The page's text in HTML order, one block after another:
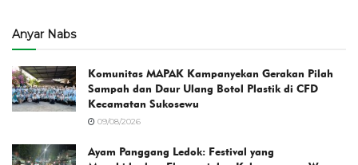
Anyar Nabs
Komunitas MAPAK Kampanyekan Gerakan Pilah
Sampah dan Daur Ulang Botol Plastik di CFD
Kecamatan Sukosewu
09/08/2026
Ayam Panggang Ledok: Festival yang